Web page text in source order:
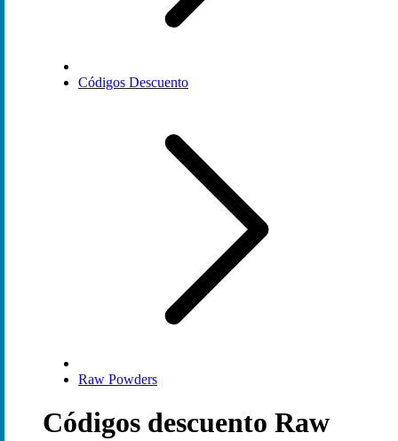
Códigos Descuento
Raw Powders
Códigos descuento Raw